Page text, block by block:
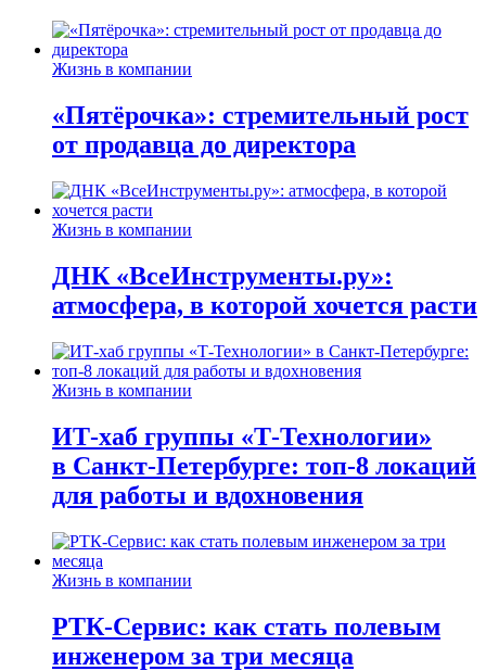
Жизнь в компании
«Пятёрочка»: стремительный рост
от продавца до директора
Жизнь в компании
ДНК «ВсеИнструменты.ру»:
атмосфера, в которой хочется расти
Жизнь в компании
ИТ-хаб группы «Т-Технологии»
в Санкт-Петербурге: топ-8 локаций
для работы и вдохновения
Жизнь в компании
РТК-Сервис: как стать полевым
инженером за три месяца